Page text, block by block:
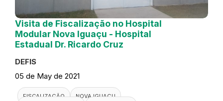
Visita de Fiscalização no Hospital
Modular Nova Iguaçu - Hospital
Estadual Dr. Ricardo Cruz
DEFIS
05 de May de 2021
FISCALIZAÇÃO
NOVA IGUAÇU